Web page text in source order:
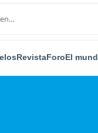
RevistaForoEl